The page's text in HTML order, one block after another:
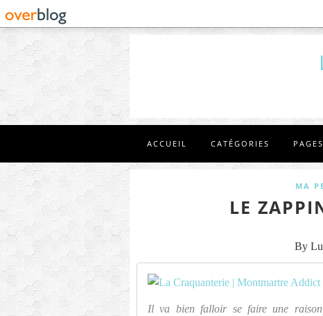
ACCUEIL CATÉGORIES PAGES
MA
LE
By
Il va bien falloir se faire une